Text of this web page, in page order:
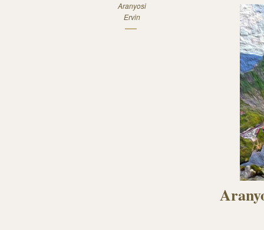
Aranyosi
Ervin